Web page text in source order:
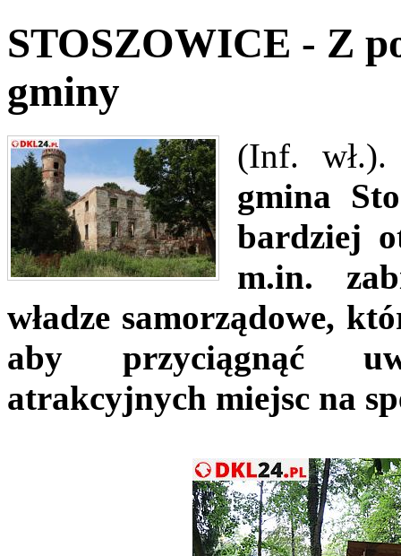
STOSZOWICE - Z
gminy
(Inf.
gmina
bardziej
m.in.
władze samorządowe,
aby przyciągnąć
atrakcyjnych miejsc na